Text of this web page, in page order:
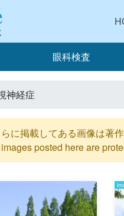
眼科検査
神経症
に掲載してある画像は著
posted here are